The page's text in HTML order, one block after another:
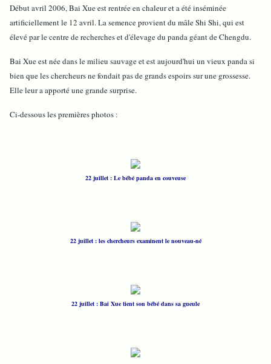
Début avril 2006, Bai Xue est rentrée en chaleur et a été inséminée
artificiellement le 12 avril. La semence provient du mâle Shi Shi, qui est
élevé par le centre de recherches et d'élevage du panda géant de Chengdu.
Bai Xue est née dans le milieu sauvage et est aujourd'hui un vieux panda si
bien que les chercheurs ne fondait pas de grands espoirs sur une grossesse.
Elle leur a apporté une grande surprise.
Ci-dessous les premières photos :
22 juillet : Le bébé panda en couveuse
22 juillet : les chercheurs examinent le nouveau-né
22 juillet : Bai Xue tient son bébé dans sa gueule